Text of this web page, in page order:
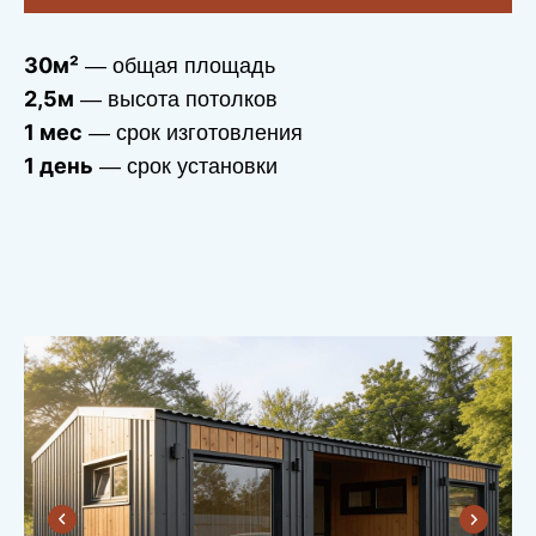
30м² — общая площадь
2,5м — высота потолков
1 мес — срок изготовления
1 день — срок установки